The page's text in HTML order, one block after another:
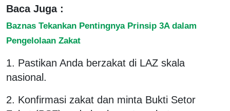
Baca Juga :
Baznas Tekankan Pentingnya Prinsip 3A dalam
Pengelolaan Zakat
1. Pastikan Anda berzakat di LAZ skala
nasional.
2. Konfirmasi zakat dan minta Bukti Setor